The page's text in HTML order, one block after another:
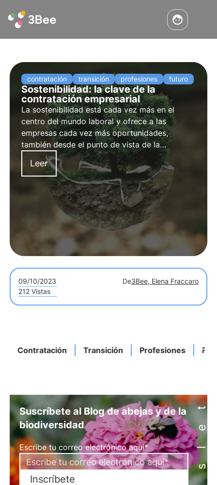
contratación transición profesiones futuro
Sostenibilidad: la clave de la
contratación empresarial
La sostenibilidad está cada vez más en el
centro del mundo laboral y ofrece a las
empresas cada vez más oportunidades,
también desde el punto de vista de la
contratación. Descubra cómo esta tendencia
está cambiando la dinámica empresarial y
cómo la sostenibilidad puede ser una palanca
para atraer talento a su empresa.
Leer
09/10/2023 De3Bee, Elena Fraccaro
212 Vistas
Contratación Transición Profesiones Newsletter
Suscríbete al Blog de abejas y de la
biodiversidad
Escribe tu correo electrónico aquí*
Inscríbete